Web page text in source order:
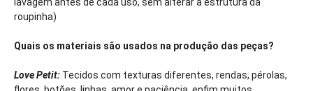
roupinha)
Quais os materiais são usados na produção das peças?
Love Petit: Tecidos com texturas diferentes, rendas, pérolas,